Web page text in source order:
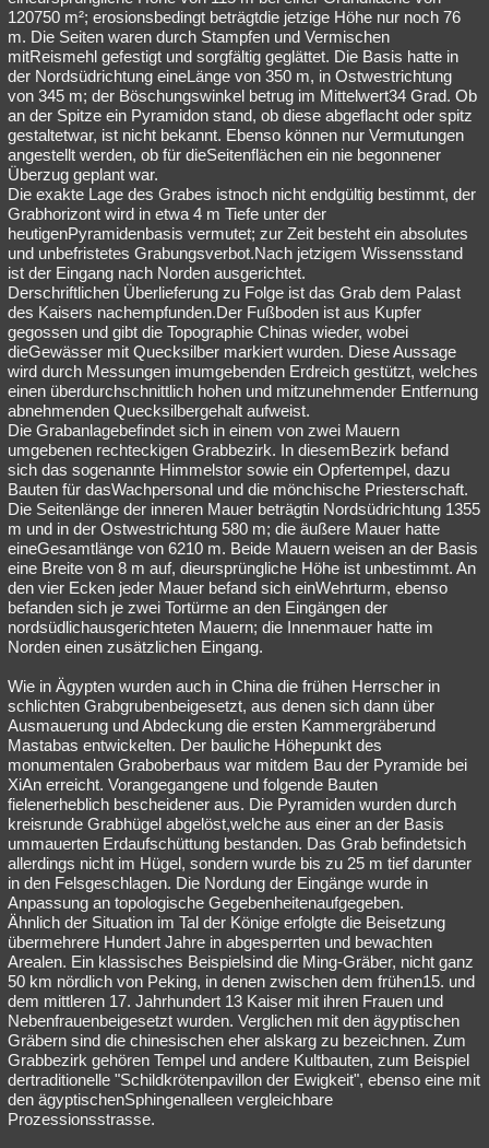
120750 m²; erosionsbedingt beträgtdie jetzige Höhe nur noch 76
m. Die Seiten waren durch Stampfen und Vermischen
mitReismehl gefestigt und sorgfältig geglättet. Die Basis hatte in
der Nordsüdrichtung eineLänge von 350 m, in Ostwestrichtung
von 345 m; der Böschungswinkel betrug im Mittelwert34 Grad. Ob
an der Spitze ein Pyramidon stand, ob diese abgeflacht oder spitz
gestaltetwar, ist nicht bekannt. Ebenso können nur Vermutungen
angestellt werden, ob für dieSeitenflächen ein nie begonnener
Überzug geplant war.
Die exakte Lage des Grabes istnoch nicht endgültig bestimmt, der
Grabhorizont wird in etwa 4 m Tiefe unter der
heutigenPyramidenbasis vermutet; zur Zeit besteht ein absolutes
und unbefristetes Grabungsverbot.Nach jetzigem Wissensstand
ist der Eingang nach Norden ausgerichtet.
Derschriftlichen Überlieferung zu Folge ist das Grab dem Palast
des Kaisers nachempfunden.Der Fußboden ist aus Kupfer
gegossen und gibt die Topographie Chinas wieder, wobei
dieGewässer mit Quecksilber markiert wurden. Diese Aussage
wird durch Messungen imumgebenden Erdreich gestützt, welches
einen überdurchschnittlich hohen und mitzunehmender Entfernung
abnehmenden Quecksilbergehalt aufweist.
Die Grabanlagebefindet sich in einem von zwei Mauern
umgebenen rechteckigen Grabbezirk. In diesemBezirk befand
sich das sogenannte Himmelstor sowie ein Opfertempel, dazu
Bauten für dasWachpersonal und die mönchische Priesterschaft.
Die Seitenlänge der inneren Mauer beträgtin Nordsüdrichtung 1355
m und in der Ostwestrichtung 580 m; die äußere Mauer hatte
eineGesamtlänge von 6210 m. Beide Mauern weisen an der Basis
eine Breite von 8 m auf, dieursprüngliche Höhe ist unbestimmt. An
den vier Ecken jeder Mauer befand sich einWehrturm, ebenso
befanden sich je zwei Tortürme an den Eingängen der
nordsüdlichausgerichteten Mauern; die Innenmauer hatte im
Norden einen zusätzlichen Eingang.
Wie in Ägypten wurden auch in China die frühen Herrscher in
schlichten Grabgrubenbeigesetzt, aus denen sich dann über
Ausmauerung und Abdeckung die ersten Kammergräberund
Mastabas entwickelten. Der bauliche Höhepunkt des
monumentalen Graboberbaus war mitdem Bau der Pyramide bei
XiAn erreicht. Vorangegangene und folgende Bauten
fielenerheblich bescheidener aus. Die Pyramiden wurden durch
kreisrunde Grabhügel abgelöst,welche aus einer an der Basis
ummauerten Erdaufschüttung bestanden. Das Grab befindetsich
allerdings nicht im Hügel, sondern wurde bis zu 25 m tief darunter
in den Felsgeschlagen. Die Nordung der Eingänge wurde in
Anpassung an topologische Gegebenheitenaufgegeben.
Ähnlich der Situation im Tal der Könige erfolgte die Beisetzung
übermehrere Hundert Jahre in abgesperrten und bewachten
Arealen. Ein klassisches Beispielsind die Ming-Gräber, nicht ganz
50 km nördlich von Peking, in denen zwischen dem frühen15. und
dem mittleren 17. Jahrhundert 13 Kaiser mit ihren Frauen und
Nebenfrauenbeigesetzt wurden. Verglichen mit den ägyptischen
Gräbern sind die chinesischen eher alskarg zu bezeichnen. Zum
Grabbezirk gehören Tempel und andere Kultbauten, zum Beispiel
dertraditionelle "Schildkrötenpavillon der Ewigkeit", ebenso eine mit
den ägyptischenSphingenalleen vergleichbare
Prozessionsstrasse.